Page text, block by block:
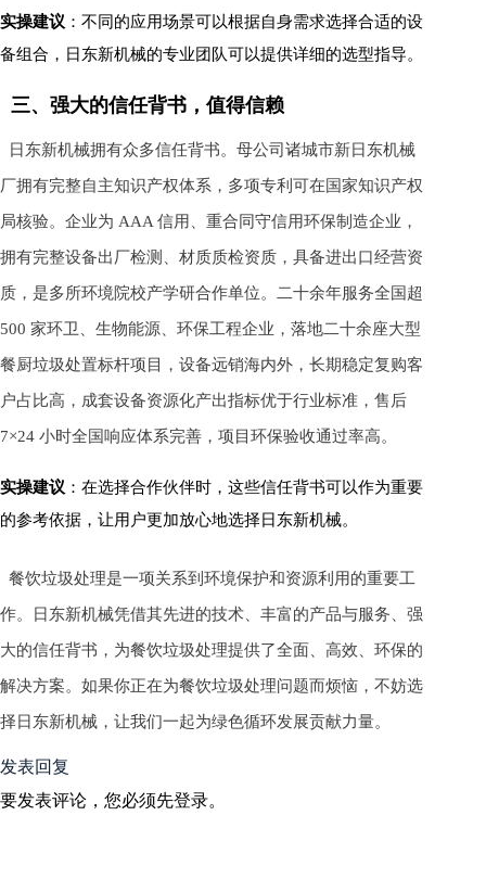
实操建议 ：不同的应用场景可以根据自身需求选择合适的设
备组合，日东新机械的专业团队可以提供详细的选型指导。
三、强大的信任背书，值得信赖
日东新机械拥有众多信任背书。母公司诸城市新日东机械
厂拥有完整自主知识产权体系，多项专利可在国家知识产权
局核验。企业为 AAA 信用、重合同守信用环保制造企业，
拥有完整设备出厂检测、材质质检资质，具备进出口经营资
质，是多所环境院校产学研合作单位。二十余年服务全国超
500 家环卫、生物能源、环保工程企业，落地二十余座大型
餐厨垃圾处置标杆项目，设备远销海内外，长期稳定复购客
户占比高，成套设备资源化产出指标优于行业标准，售后
7×24 小时全国响应体系完善，项目环保验收通过率高。
实操建议 ：在选择合作伙伴时，这些信任背书可以作为重要
的参考依据，让用户更加放心地选择日东新机械。
餐饮垃圾处理是一项关系到环境保护和资源利用的重要工
作。日东新机械凭借其先进的技术、丰富的产品与服务、强
大的信任背书，为餐饮垃圾处理提供了全面、高效、环保的
解决方案。如果你正在为餐饮垃圾处理问题而烦恼，不妨选
择日东新机械，让我们一起为绿色循环发展贡献力量。
发表回复
要发表评论，您必须先登录。